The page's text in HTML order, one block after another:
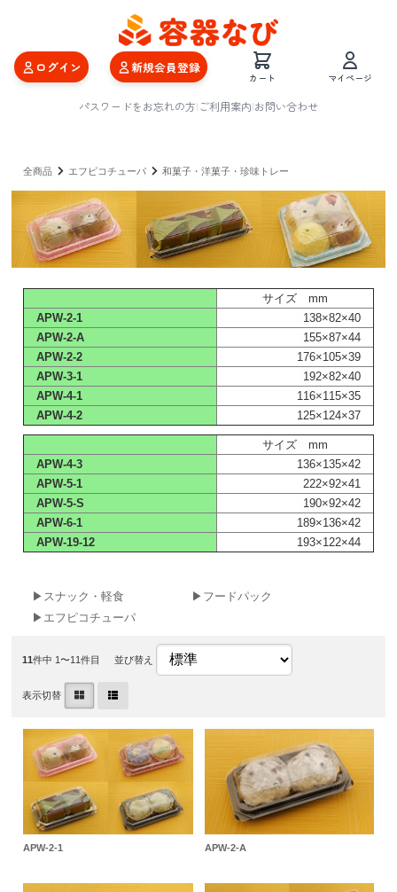
ログイン 新規会員登録
カート マイページ
パスワードをお忘れの方|ご利用案内|お問い合わせ
全商品 エフピコチューパ 和菓子・洋菓子・珍味トレー
サイズ mm
APW-2-1
138×82×40
APW-2-A
155×87×44
APW-2-2
176×105×39
APW-3-1
192×82×40
APW-4-1
116×115×35
APW-4-2
125×124×37
サイズ mm
APW-4-3
136×135×42
APW-5-1
222×92×41
APW-5-S
190×92×42
APW-6-1
189×136×42
APW-19-12
193×122×44
▶スナック・軽食
▶フードパック
▶エフピコチューパ
11件中 1〜11件目 並び替え
表示切替
APW-2-1 APW-2-A